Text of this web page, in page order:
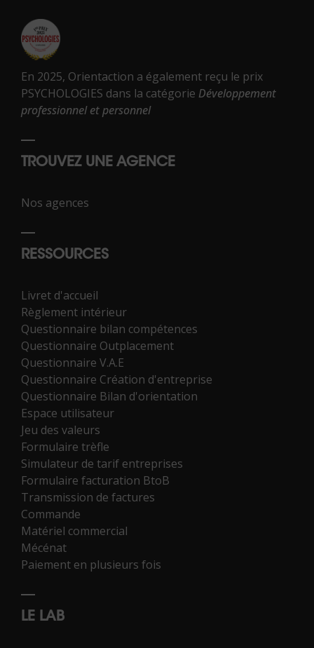
En 2025, Orientaction a également reçu le prix
PSYCHOLOGIES dans la catégorie Développement
professionnel et personnel
TROUVEZ UNE AGENCE
Nos agences
RESSOURCES
Livret d'accueil
Règlement intérieur
Questionnaire bilan compétences
Questionnaire Outplacement
Questionnaire V.A.E
Questionnaire Création d'entreprise
Questionnaire Bilan d'orientation
Espace utilisateur
Jeu des valeurs
Formulaire trèfle
Simulateur de tarif entreprises
Formulaire facturation BtoB
Transmission de factures
Commande
Matériel commercial
Mécénat
Paiement en plusieurs fois
LE LAB